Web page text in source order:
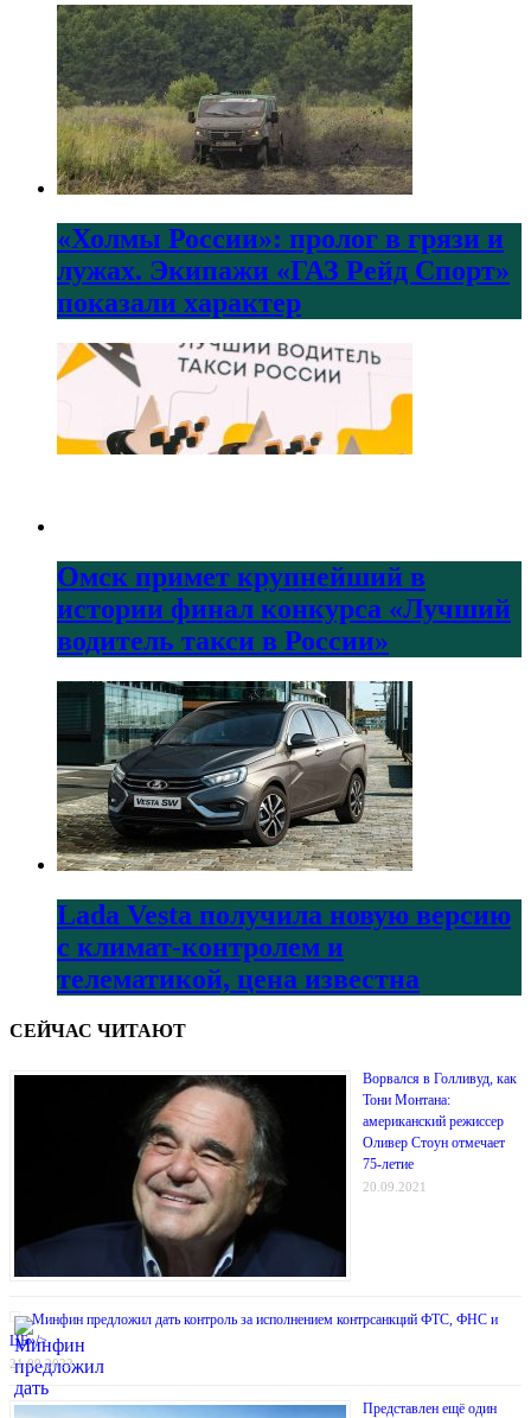
«Холмы России»: пролог в грязи и
лужах. Экипажи «ГАЗ Рейд Спорт»
показали характер
Омск примет крупнейший в
истории финал конкурса «Лучший
водитель такси в России»
Lada Vesta получила новую версию
с климат-контролем и
телематикой, цена известна
СЕЙЧАС ЧИТАЮТ
Ворвался в Голливуд, как
Тони Монтана:
американский режиссер
Оливер Стоун отмечает
75-летие
20.09.2021
Минфин предложил дать контроль за исполнением контрсанкций ФТС, ФНС и
ЦБ»/>
21.09.2022
Представлен ещё один